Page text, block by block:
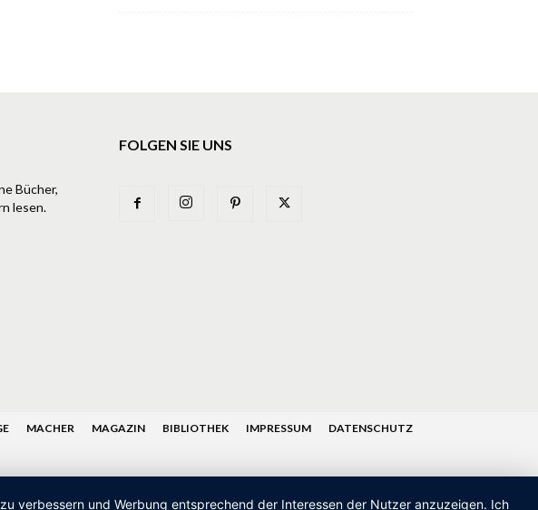
Bücher,
lesen.
FOLGEN SIE UNS
MACHER MAGAZIN BIBLIOTHEK IMPRESSUM DATENSCHUTZ
verbessern und Werbung entsprechend der Interessen der Nutzer anzuzeigen. Ich